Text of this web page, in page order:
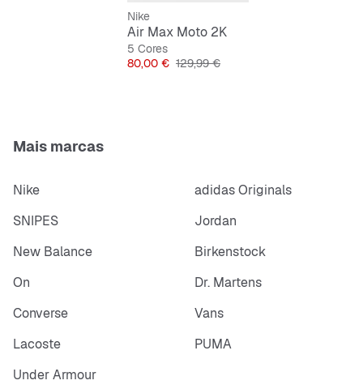
Nike
Air Max Moto 2K
5 Cores
Preço
80,00 € Preço original
129,99 €
Mais marcas
Nike
adidas Originals
SNIPES
Jordan
New Balance
Birkenstock
On
Dr. Martens
Converse
Vans
Lacoste
PUMA
Under Armour